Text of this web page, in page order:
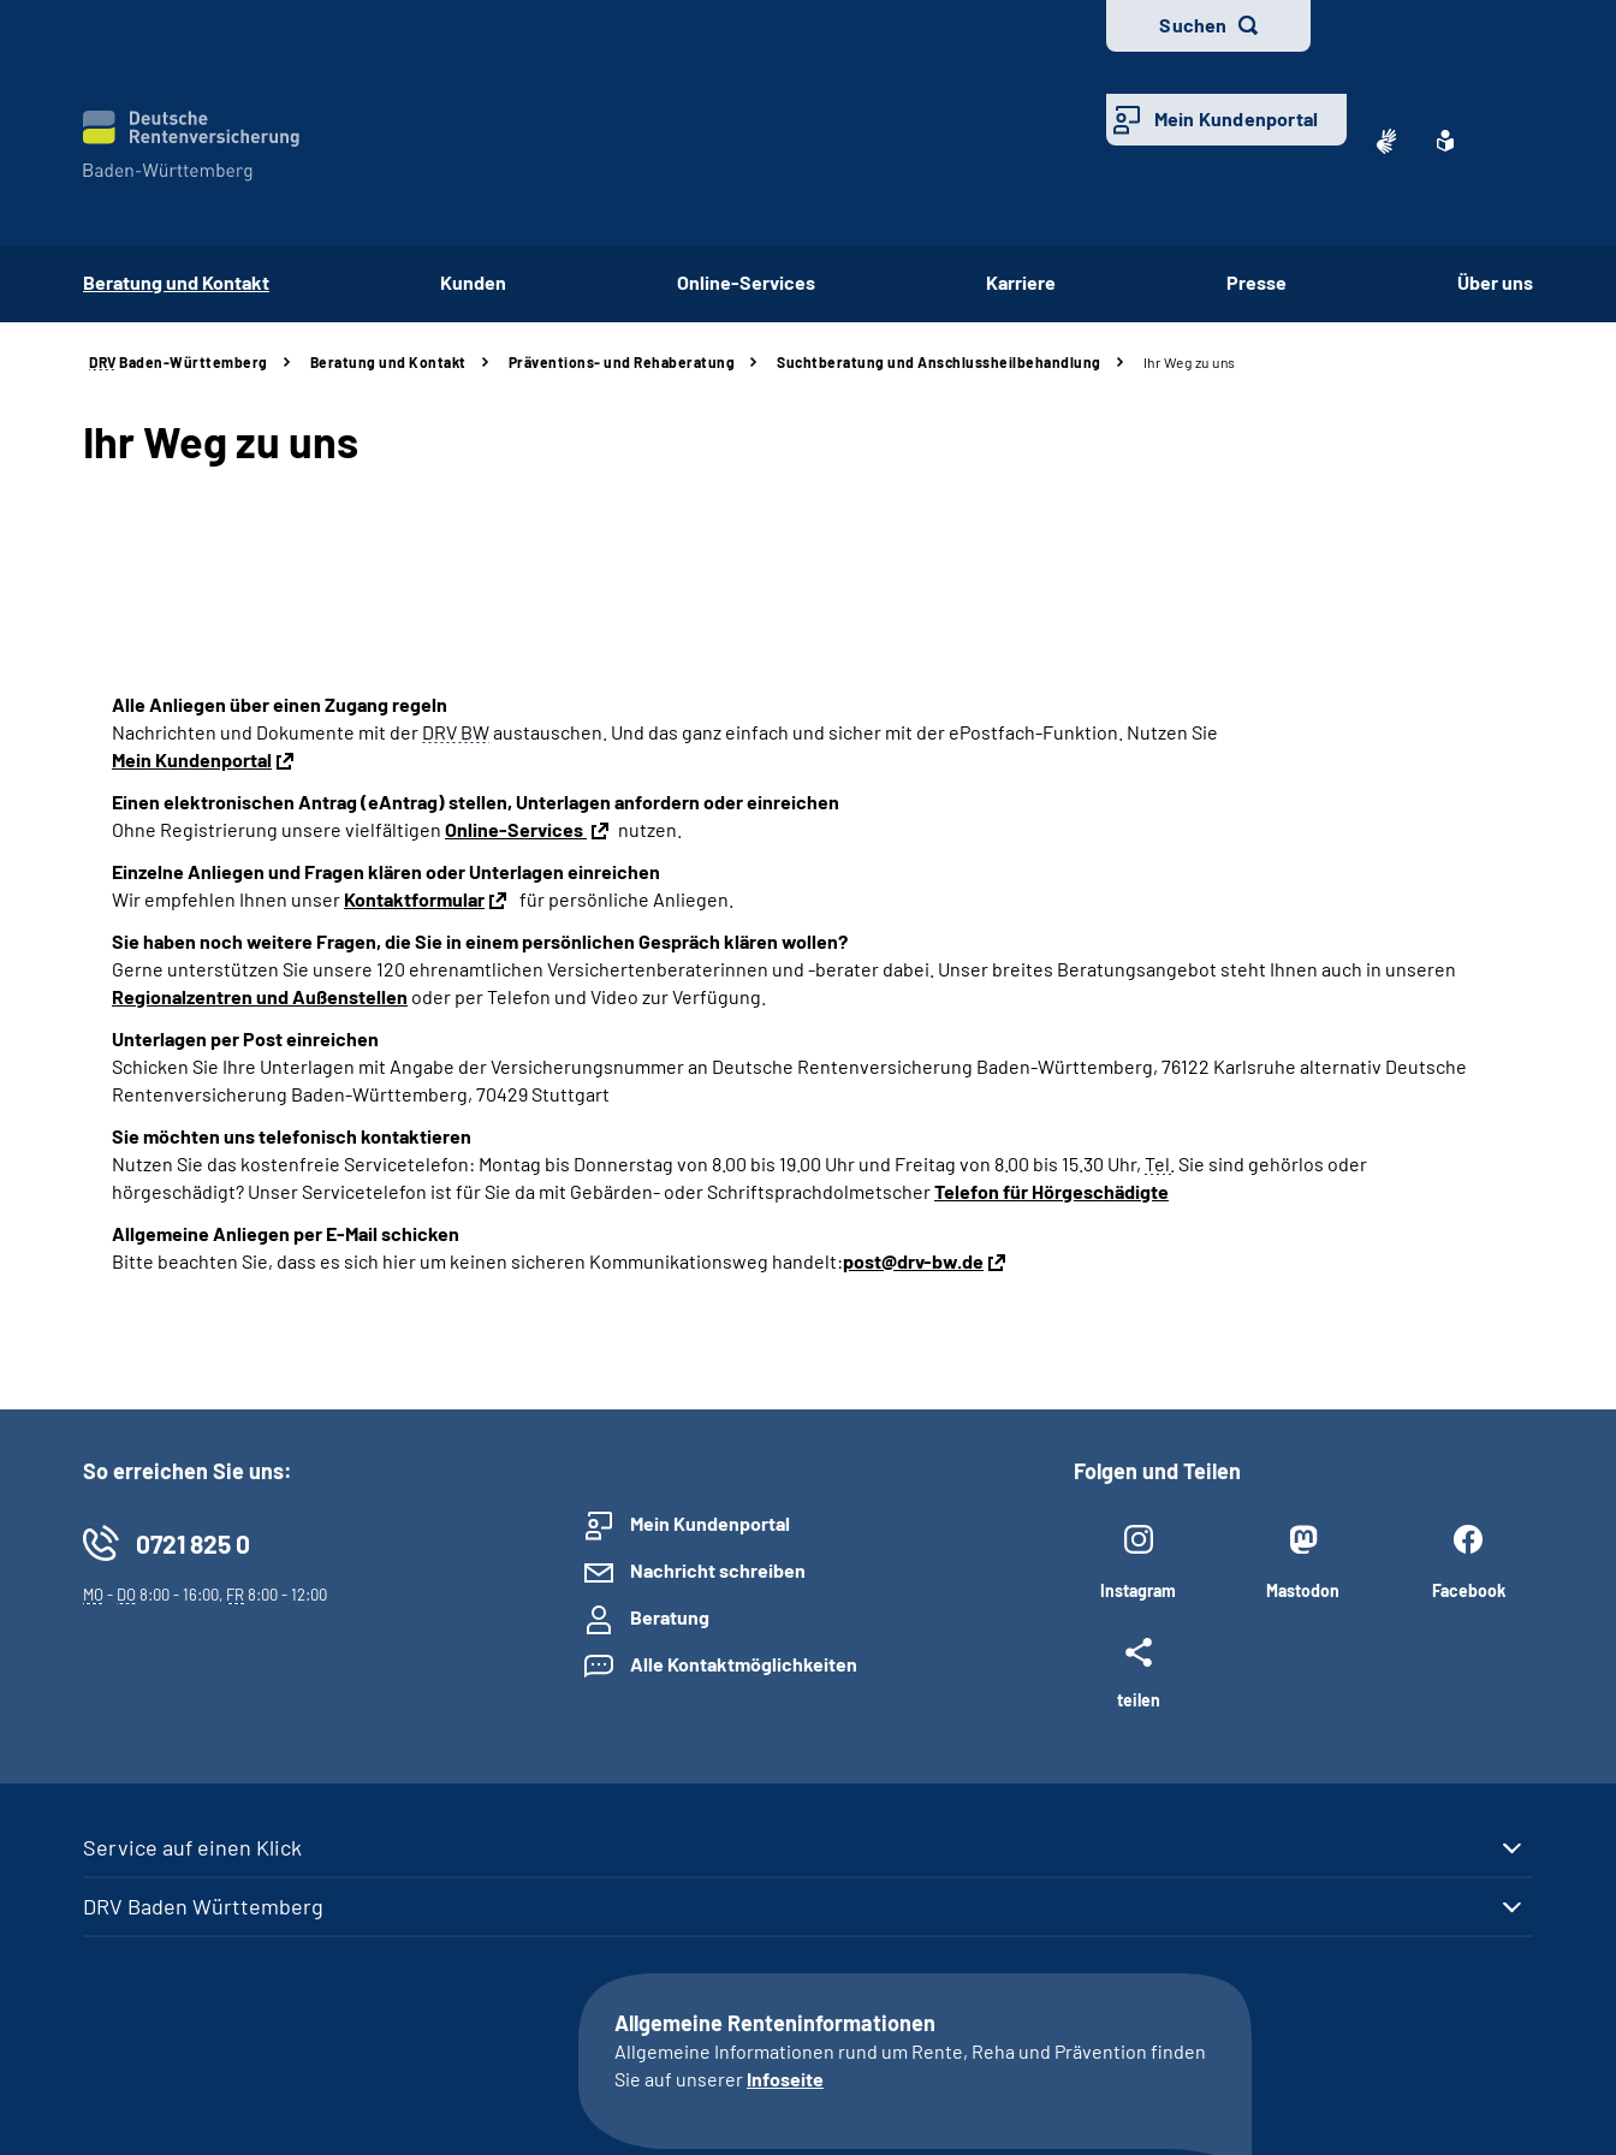
Suchen
Mein Kundenportal
Beratung und Kontakt Kunden Online-Services Karriere Presse Über uns
DRV Baden-Württemberg Beratung und Kontakt Präventions- und Rehaberatung Suchtberatung und Anschlussheilbehandlung Ihr Weg zu uns
Ihr Weg zu uns
Alle Anliegen über einen Zugang regeln
Nachrichten und Dokumente mit der DRV BWaustauschen. Und das ganz einfach und sicher mit der ePostfach-Funktion. Nutzen Sie
Mein Kundenportal
Einen elektronischen Antrag (eAntrag) stellen, Unterlagen anfordern oder einreichen
Ohne Registrierung unsere vielfältigen Online-Services
nutzen.
Einzelne Anliegen und Fragen klären oder Unterlagen einreichen
Wir empfehlen Ihnen unser Kontaktformular
für persönliche Anliegen.
Sie haben noch weitere Fragen, die Sie in einem persönlichen Gespräch klären wollen?
Gerne unterstützen Sie unsere 120 ehrenamtlichen Versichertenberaterinnen und -berater dabei. Unser breites Beratungsangebot steht Ihnen auch in unseren
Regionalzentren und Außenstellen oder per Telefon und Video zur Verfügung.
Unterlagen per Post einreichen
Schicken Sie Ihre Unterlagen mit Angabe der Versicherungsnummer an Deutsche Rentenversicherung Baden-Württemberg, 76122 Karlsruhe alternativ Deutsche
Rentenversicherung Baden-Württemberg, 70429 Stuttgart
Sie möchten uns telefonisch kontaktieren
Nutzen Sie das kostenfreie Servicetelefon: Montag bis Donnerstag von 8.00 bis 19.00 Uhr und Freitag von 8.00 bis 15.30 Uhr, Tel. Sie sind gehörlos oder
hörgeschädigt? Unser Servicetelefon ist für Sie da mit Gebärden- oder SchriftsprachdolmetscherTelefon für Hörgeschädigte
Allgemeine Anliegen per E-Mail schicken
Bitte beachten Sie, dass es sich hier um keinen sicheren Kommunikationsweg handelt:post@drv-bw.de
So erreichen Sie uns:
0721 825 0
MO- DO8:00 - 16:00, FR8:00 - 12:00
Mein Kundenportal
Nachricht schreiben
Beratung
Alle Kontaktmöglichkeiten
Folgen und Teilen
Instagram Mastodon Facebook
teilen
Service auf einen Klick
DRV Baden Württemberg
Allgemeine Renteninformationen
Allgemeine Informationen rund um Rente, Reha und Prävention finden
Sie auf unserer Infoseite